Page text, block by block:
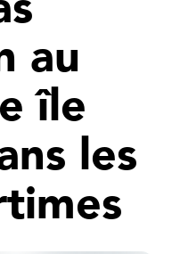
au
île
les